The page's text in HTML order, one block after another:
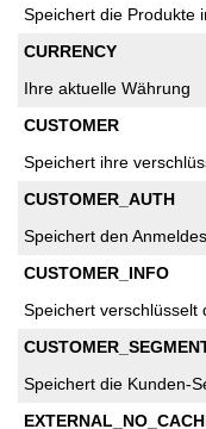
Speichert die Produkte
CURRENCY
Ihre aktuelle Währung
CUSTOMER
Speichert ihre
CUSTOMER_AUTH
Speichert den
CUSTOMER_INFO
Speichert verschlüsselt
Speichert die Kunden-